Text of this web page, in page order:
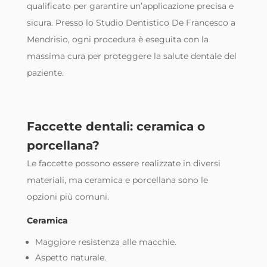
qualificato per garantire un’applicazione precisa e
sicura. Presso lo Studio Dentistico De Francesco a
Mendrisio, ogni procedura è eseguita con la
massima cura per proteggere la salute dentale del
paziente.
Faccette dentali: ceramica o
porcellana?
Le faccette possono essere realizzate in diversi
materiali, ma ceramica e porcellana sono le
opzioni più comuni.
Ceramica
Maggiore resistenza alle macchie.
Aspetto naturale.